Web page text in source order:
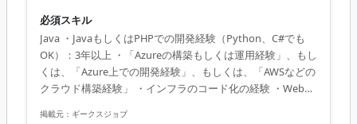
フェーズに入ったシステムで障害が発生 ↓ 原因究明 ↓ DB
周りなのか、システム部分なのか判断し、原因に対して対
処 ★AWSなどクラウド構築経験があり、Azure構築チャレ
ンジしたい方でもOK！
必須スキル
Java ・JavaもしくはPHPでの開発経験（Python、C#でも
OK）：3年以上 ・「Azureの構築もしくは運用経験」、もし
くは、「Azure上での開発経験」、もしくは、「AWSなどの
クラウド構築経験」 ・インフラのコード化の経験 ・Webサ
掲載元： ギークスジョブ